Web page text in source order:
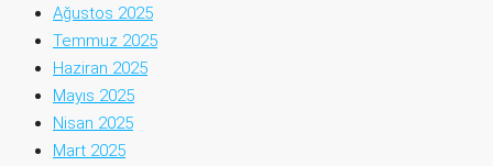
Ağustos 2025
Temmuz 2025
Haziran 2025
Mayıs 2025
Nisan 2025
Mart 2025